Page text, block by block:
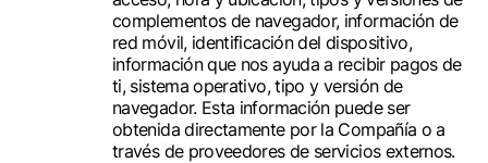
complementos de navegador, información de
red móvil, identificación del dispositivo,
información que nos ayuda a recibir pagos de
ti, sistema operativo, tipo y versión de
navegador. Esta información puede ser
obtenida directamente por la Compañía o a
través de proveedores de servicios externos.